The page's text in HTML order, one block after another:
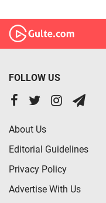
FOLLOW US
About Us
Editorial Guidelines
Privacy Policy
Advertise With Us